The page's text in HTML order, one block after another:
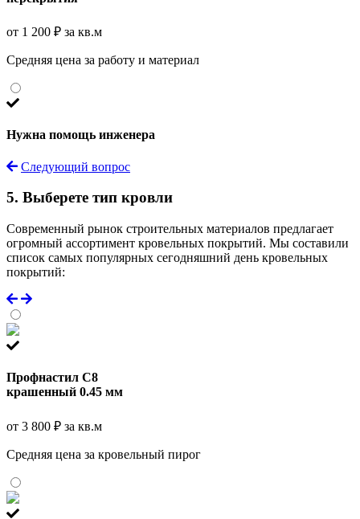
от 1 200 ₽ за кв.м
Средняя цена за работу и материал
Нужна помощь инженера
Следующий вопрос
5. Выберете тип кровли
Современный рынок строительных материалов предлагает
огромный ассортимент кровельных покрытий. Мы составили
список самых популярных сегодняшний день кровельных
покрытий:
Профнастил С8
крашенный 0.45 мм
от 3 800 ₽ за кв.м
Средняя цена за кровельный пирог